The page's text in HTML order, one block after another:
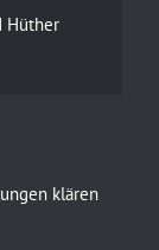
Hüther
klären